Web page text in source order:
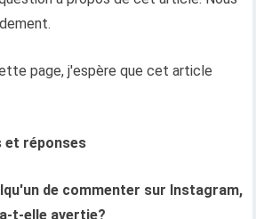
page, j'espère que cet article
et réponses
de commenter sur Instagram,
t-elle avertie?